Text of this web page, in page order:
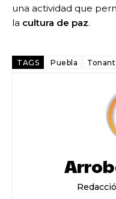
una actividad que
la cultura de paz.
TAGS Puebla